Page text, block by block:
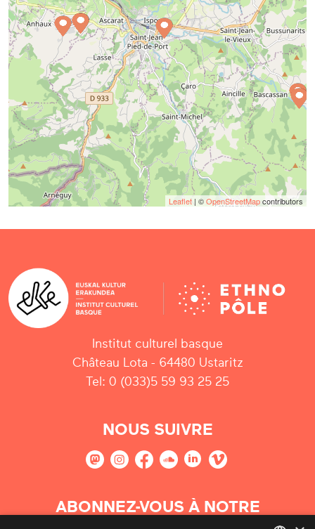
Leaflet | ©OpenStreetMapcontributors
Institut culturel basque
Château Lota - 64480 Ustaritz
Tel: 0 (033)5 59 93 25 25
NOUS SUIVRE
ABONNEZ-VOUS À NOTRE